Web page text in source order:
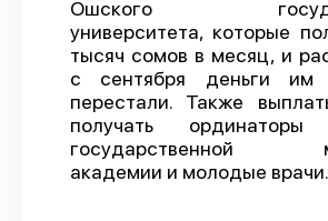
Справочник
API
О проекте
Политика
Ошского
университета, которые
тысяч сомов в месяц, и
с сентября деньги им
перестали. Также
получать ординаторы
государственной
академии и молодые врачи.